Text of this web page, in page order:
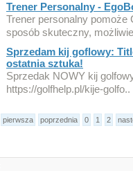
Trener Personalny -
Trener personalny
sposób skuteczny,
Sprzedam kij goflowy:
ostatnia sztuka!
Sprzedak NOWY kij
https://golfhelp.pl/kije-golfo..
pierwsza poprzednia 0 1 2